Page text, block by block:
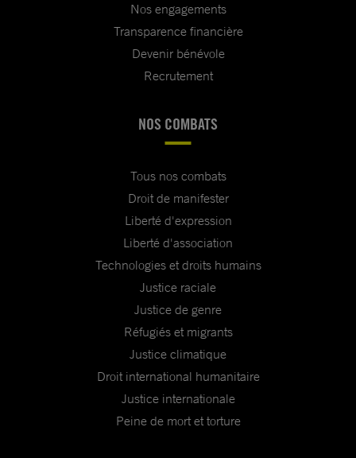
Nos engagements
Transparence financière
Devenir bénévole
Recrutement
NOS COMBATS
Tous nos combats
Droit de manifester
Liberté d'expression
Liberté d'association
Technologies et droits humains
Justice raciale
Justice de genre
Réfugiés et migrants
Justice climatique
Droit international humanitaire
Justice internationale
Peine de mort et torture